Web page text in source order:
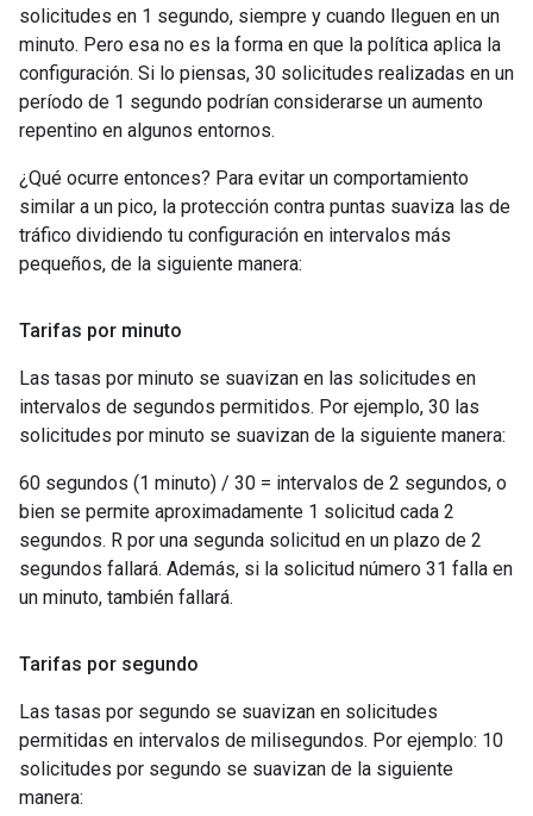
solicitudes en 1 segundo, siempre y cuando lleguen en un
minuto. Pero esa no es la forma en que la política aplica la
configuración. Si lo piensas, 30 solicitudes realizadas en un
período de 1 segundo podrían considerarse un aumento
repentino en algunos entornos.
¿Qué ocurre entonces? Para evitar un comportamiento
similar a un pico, la protección contra puntas suaviza las de
tráfico dividiendo tu configuración en intervalos más
pequeños, de la siguiente manera:
Tarifas por minuto
Las tasas por minuto se suavizan en las solicitudes en
intervalos de segundos permitidos. Por ejemplo, 30 las
solicitudes por minuto se suavizan de la siguiente manera:
60 segundos (1 minuto) / 30 = intervalos de 2 segundos, o
bien se permite aproximadamente 1 solicitud cada 2
segundos. R por una segunda solicitud en un plazo de 2
segundos fallará. Además, si la solicitud número 31 falla en
un minuto, también fallará.
Tarifas por segundo
Las tasas por segundo se suavizan en solicitudes
permitidas en intervalos de milisegundos. Por ejemplo: 10
solicitudes por segundo se suavizan de la siguiente
manera: